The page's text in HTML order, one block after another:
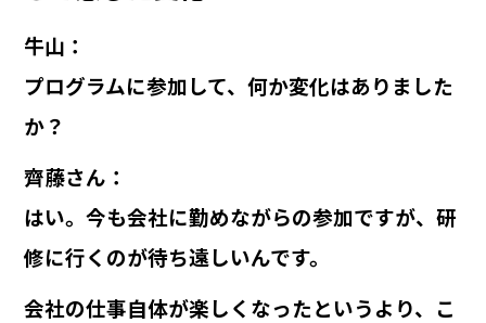
牛山 ：
プログラムに参加して、何か変化はありました
か？
齊藤さん ：
はい。今も会社に勤めながらの参加ですが、研
修に行くのが待ち遠しいんです。
会社の仕事自体が楽しくなったというより、こ